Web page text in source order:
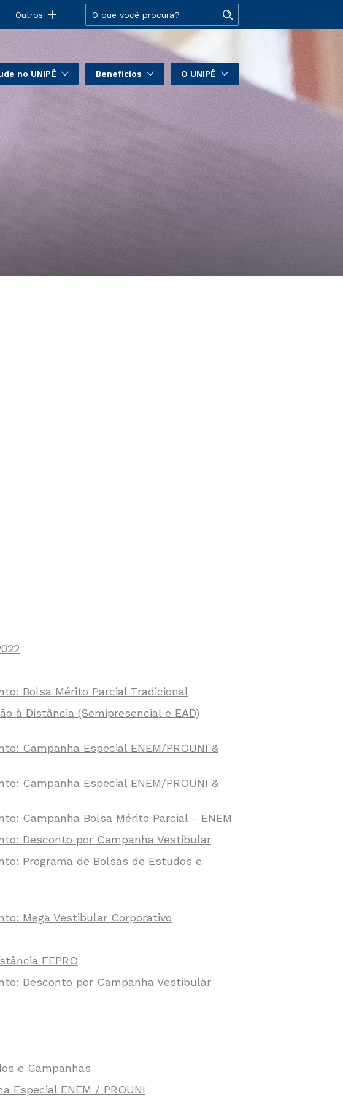
Outros
no UNIPÊ Benefícios O UNIPÊ
Bolsa Mérito Parcial Tradicional
à Distância (Semipresencial e EAD)
Campanha Especial ENEM/PROUNI &
Campanha Especial ENEM/PROUNI &
Campanha Bolsa Mérito Parcial - ENEM
Desconto por Campanha Vestibular
Programa de Bolsas de Estudos e
Mega Vestibular Corporativo
FEPRO
Desconto por Campanha Vestibular
e Campanhas
Especial ENEM / PROUNI